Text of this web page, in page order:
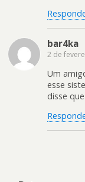
bar4ka
2 de
Um
esse
disse